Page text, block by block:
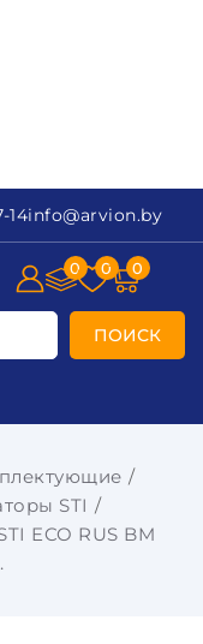
14info@arvion.by
ПОИСК
0 0 0
STI
ECO RUS BM